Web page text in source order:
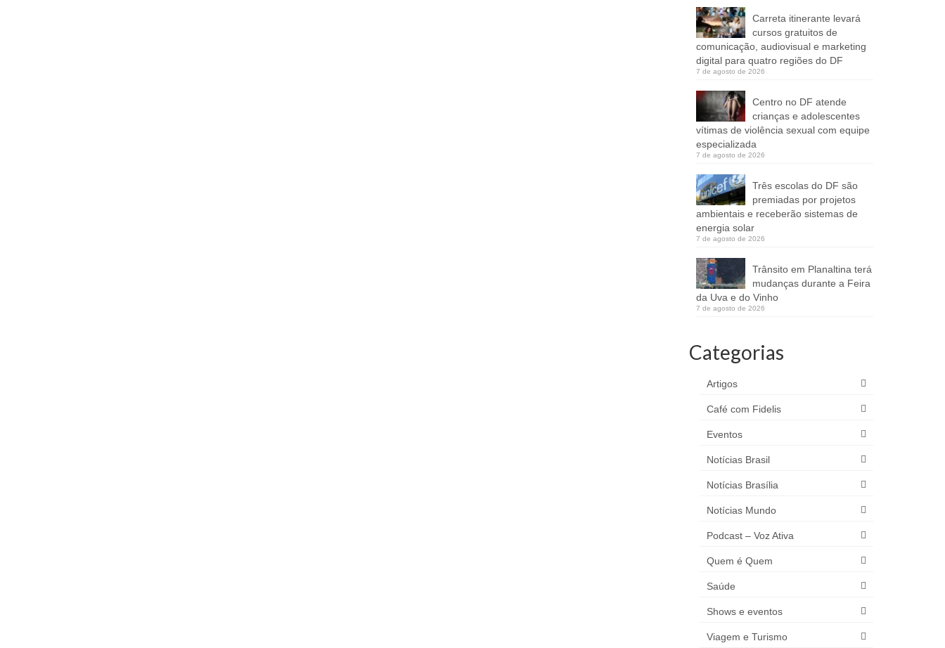
Carreta itinerante levará
cursos gratuitos de
comunicação, audiovisual e marketing
digital para quatro regiões do DF
7 de agosto de 2026
Centro no DF atende
crianças e adolescentes
vítimas de violência sexual com equipe
especializada
7 de agosto de 2026
Três escolas do DF são
premiadas por projetos
ambientais e receberão sistemas de
energia solar
7 de agosto de 2026
Trânsito em Planaltina terá
mudanças durante a Feira
da Uva e do Vinho
7 de agosto de 2026
Categorias
Artigos
Café com Fidelis
Eventos
Notícias Brasil
Notícias Brasília
Notícias Mundo
Podcast – Voz Ativa
Quem é Quem
Saúde
Shows e eventos
Viagem e Turismo